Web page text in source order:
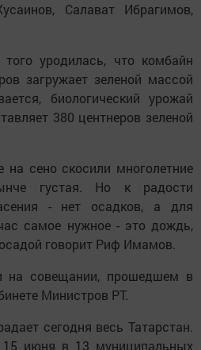
Салават Ибрагимов,
уродилась, что комбайн
загружает зеленой массой
биологический урожай
380 центнеров зеленой
на сено скосили многолетние
густая. Но к радости
- нет осадков, а для
самое нужное - это дождь,
говорит Риф Имамов.
на совещании, прошедшем в
Министров РТ.
сегодня весь Татарстан.
июня в 13 муниципальных